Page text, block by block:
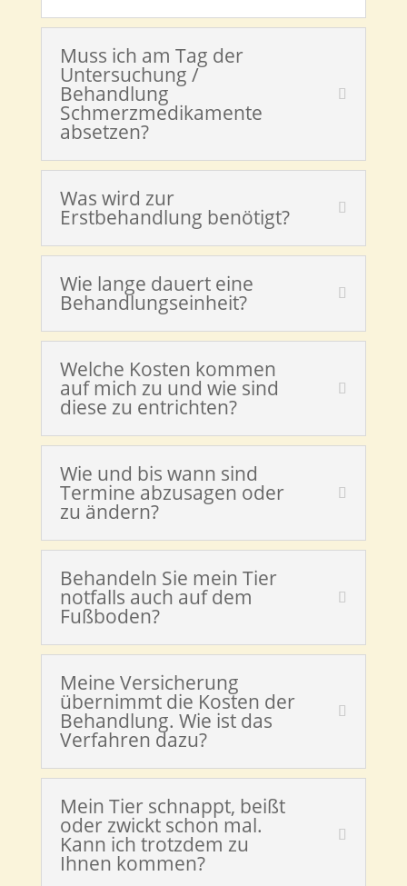
Muss ich am Tag der
Untersuchung /
Behandlung
Schmerzmedikamente
absetzen?
Was wird zur
Erstbehandlung benötigt?
Wie lange dauert eine
Behandlungseinheit?
Welche Kosten kommen
auf mich zu und wie sind
diese zu entrichten?
Wie und bis wann sind
Termine abzusagen oder
zu ändern?
Behandeln Sie mein Tier
notfalls auch auf dem
Fußboden?
Meine Versicherung
übernimmt die Kosten der
Behandlung. Wie ist das
Verfahren dazu?
Mein Tier schnappt, beißt
oder zwickt schon mal.
Kann ich trotzdem zu
Ihnen kommen?